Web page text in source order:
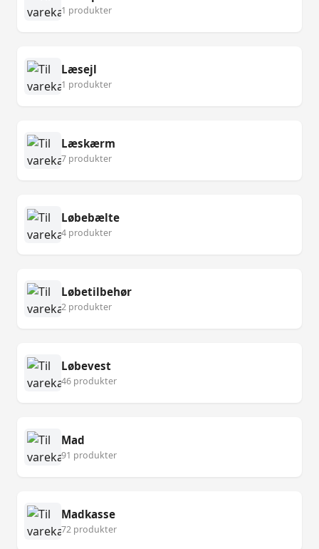
1 produkter
Læsejl
1 produkter
Læskærm
7 produkter
Løbebælte
4 produkter
Løbetilbehør
2 produkter
Løbevest
46 produkter
Mad
91 produkter
Madkasse
72 produkter